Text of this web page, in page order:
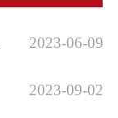
2023-06-09
2023-09-02